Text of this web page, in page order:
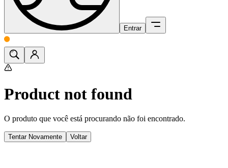
Entrar
Product not found
O produto que você está procurando não foi encontrado.
Tentar Novamente Voltar